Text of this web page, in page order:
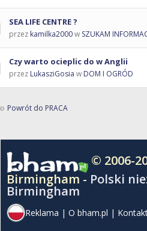
SEA LIFE CENTRE ?
przez kamilka2000w SZUKAM
Czy warto ocieplic do w Anglii
przez LukasziGosia w DOM I OGRÓD
Powrót do PRACA
© 2006-
Birmingham - Polski
Birmingham
Reklama | O bham.pl |